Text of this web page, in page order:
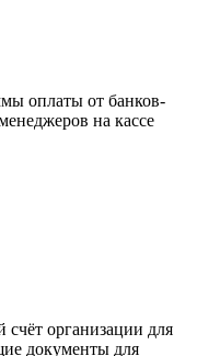
оплаты от банков-
на кассе
счёт организации для
документы для